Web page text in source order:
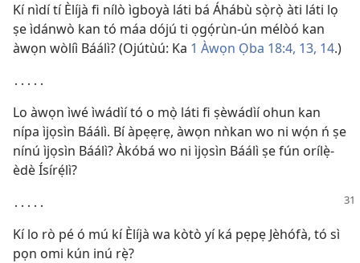
Kí nìdí tí Èlíjà fi nílò ìgboyà láti bá Áhábù sọ̀rọ̀ àti láti lọ
ṣe ìdánwò kan tó máa dójú ti ọgọ́rùn-ún mélòó kan
àwọn wòlíì Báálì? (Ojútùú: Ka 1 Àwọn Ọba 18:4, 13, 14.)
․․․․․
Lo àwọn ìwé ìwádìí tó o mọ̀ láti fi ṣèwádìí ohun kan
nípa ìjọsìn Báálì. Bí àpẹẹrẹ, àwọn nǹkan wo ni wọ́n ń ṣe
nínú ìjọsìn Báálì? Àkóbá wo ni ìjọsìn Báálì ṣe fún orílẹ̀-
èdè Ísírẹ́lì?
․․․․․
Kí lo rò pé ó mú kí Èlíjà wa kòtò yí ká pẹpẹ Jèhófà, tó sì
pọn omi kún inú rẹ̀?